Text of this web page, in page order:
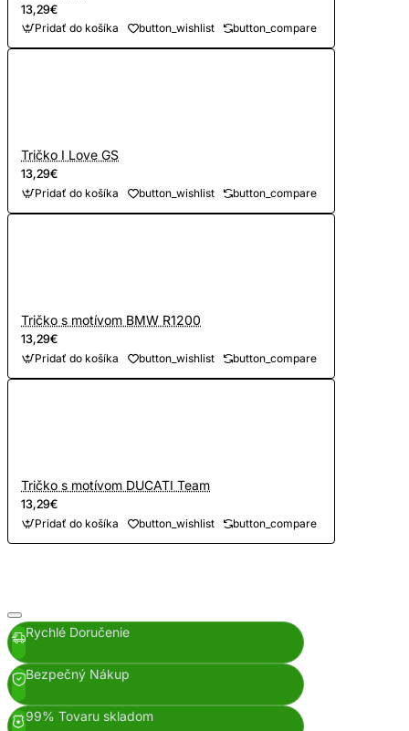
13,29€
Pridať do košíka button_wishlist button_compare
Tričko I Love GS
13,29€
Pridať do košíka button_wishlist button_compare
Tričko s motívom BMW R1200
13,29€
Pridať do košíka button_wishlist button_compare
Tričko s motívom DUCATI Team
13,29€
Pridať do košíka button_wishlist button_compare
Rychlé Doručenie
Bezpečný Nákup
99% Tovaru skladom